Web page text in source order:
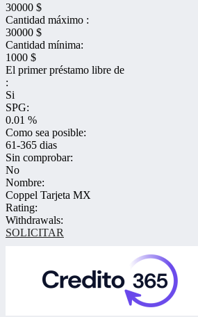
30000 $
Cantidad máximo :
30000 $
Cantidad mínima:
1000 $
El primer préstamo libre de
:
Si
SPG:
0.01 %
Como sea posible:
61-365 dias
Sin comprobar:
No
Nombre:
Coppel Tarjeta MX
Rating:
Withdrawals:
SOLICITAR